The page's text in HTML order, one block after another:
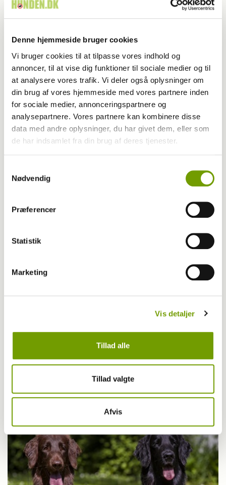
Denne hjemmeside bruger cookies
Vi bruger cookies til at tilpasse vores indhold og
annoncer, til at vise dig funktioner til sociale medier og til
at analysere vores trafik. Vi deler også oplysninger om
din brug af vores hjemmeside med vores partnere inden
for sociale medier, annonceringspartnere og
analysepartnere. Vores partnere kan kombinere disse
data med andre oplysninger, du har givet dem, eller som
de har indsamlet fra din brug af deres tjenester.
Nødvendig
Præferencer
Statistik
Marketing
Vis detaljer
Tillad alle
Tillad valgte
Afvis
Kan hunde lide af tvangsadfærd?
Bøger
Bogen om godbidder